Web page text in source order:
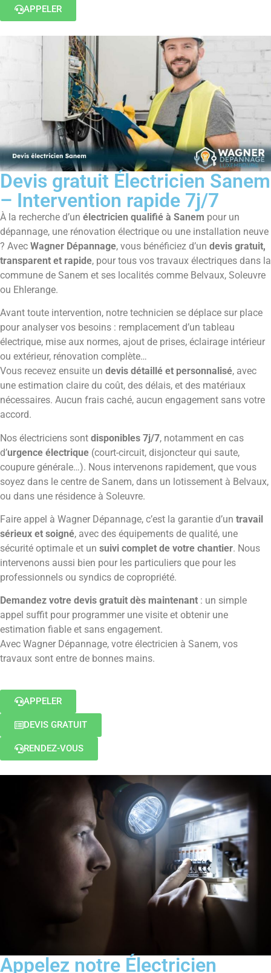
APPELER
Devis gratuit Électricien Sanem
– Intervention rapide 7j/7
À la recherche d’un électricien qualifié à Sanem pour un
dépannage, une rénovation électrique ou une installation neuve
? Avec Wagner Dépannage, vous bénéficiez d’un devis gratuit,
transparent et rapide, pour tous vos travaux électriques dans la
commune de Sanem et ses localités comme Belvaux, Soleuvre
ou Ehlerange.
Avant toute intervention, notre technicien se déplace sur place
pour analyser vos besoins : remplacement d’un tableau
électrique, mise aux normes, ajout de prises, éclairage intérieur
ou extérieur, rénovation complète…
Vous recevez ensuite un devis détaillé et personnalisé, avec
une estimation claire du coût, des délais, et des matériaux
nécessaires. Aucun frais caché, aucun engagement sans votre
accord.
Nos électriciens sont disponibles 7j/7, notamment en cas
d’urgence électrique (court-circuit, disjoncteur qui saute,
coupure générale…). Nous intervenons rapidement, que vous
soyez dans le centre de Sanem, dans un lotissement à Belvaux,
ou dans une résidence à Soleuvre.
Faire appel à Wagner Dépannage, c’est la garantie d’un travail
sérieux et soigné, avec des équipements de qualité, une
sécurité optimale et un suivi complet de votre chantier. Nous
intervenons aussi bien pour les particuliers que pour les
professionnels ou syndics de copropriété.
Demandez votre devis gratuit dès maintenant : un simple
appel suffit pour programmer une visite et obtenir une
estimation fiable et sans engagement.
Avec Wagner Dépannage, votre électricien à Sanem, vos
travaux sont entre de bonnes mains.
APPELER
DEVIS GRATUIT
RENDEZ-VOUS
Appelez notre Électricien